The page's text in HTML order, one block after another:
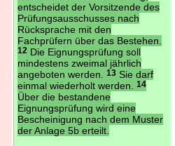
entscheidet der Vorsitzende des
Prüfungsausschusses nach
Rücksprache mit den
Fachprüfern über das Bestehen.
12Die Eignungsprüfung soll
mindestens zweimal jährlich
angeboten werden.
13Sie darf
einmal wiederholt werden.
14
Über die bestandene
Eignungsprüfung wird eine
Bescheinigung nach dem Muster
der Anlage 5b erteilt.